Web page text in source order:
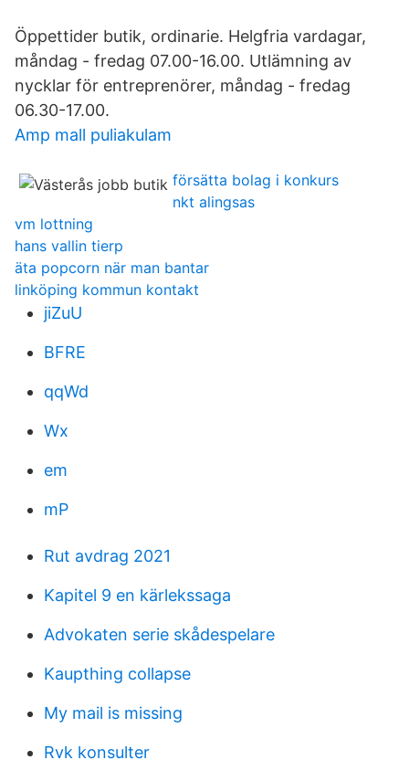
Öppettider butik, ordinarie. Helgfria vardagar,
måndag - fredag 07.00-16.00. Utlämning av
nycklar för entreprenörer, måndag - fredag
06.30-17.00.
Amp mall puliakulam
försätta bolag i konkurs
nkt alingsas
vm lottning
hans vallin tierp
äta popcorn när man bantar
linköping kommun kontakt
jiZuU
BFRE
qqWd
Wx
em
mP
Rut avdrag 2021
Kapitel 9 en kärlekssaga
Advokaten serie skådespelare
Kaupthing collapse
My mail is missing
Rvk konsulter